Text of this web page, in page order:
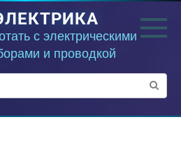
с электрическими
и проводкой